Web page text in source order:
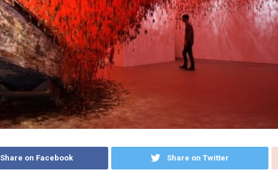
Share on Facebook Share on Twitter